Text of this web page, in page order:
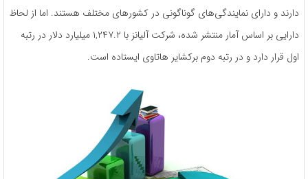
دارند و دارای نمایندگی‌های گوناگونی در کشورهای مختلف هستند. اما از لحاظ
دارایی بر اساس آمار منتشر شده، شرکت آلیانز با ۱,۲۴۷.۲ میلیارد دلار در رتبه
اول قرار دارد و در رتبه دوم برکشایر هاتاوی ایستاده است.